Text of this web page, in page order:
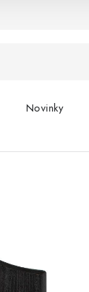
Novinky